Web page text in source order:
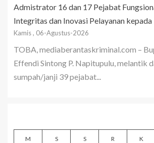
Admistrator 16 dan 17 Pejabat
Integritas dan Inovasi Pelayanan
Kamis , 06-Agustus-2026
TOBA, mediaberantaskriminal.com –
Effendi Sintong P. Napitupulu, melantik
sumpah/janji 39 pejabat...
M S S R K